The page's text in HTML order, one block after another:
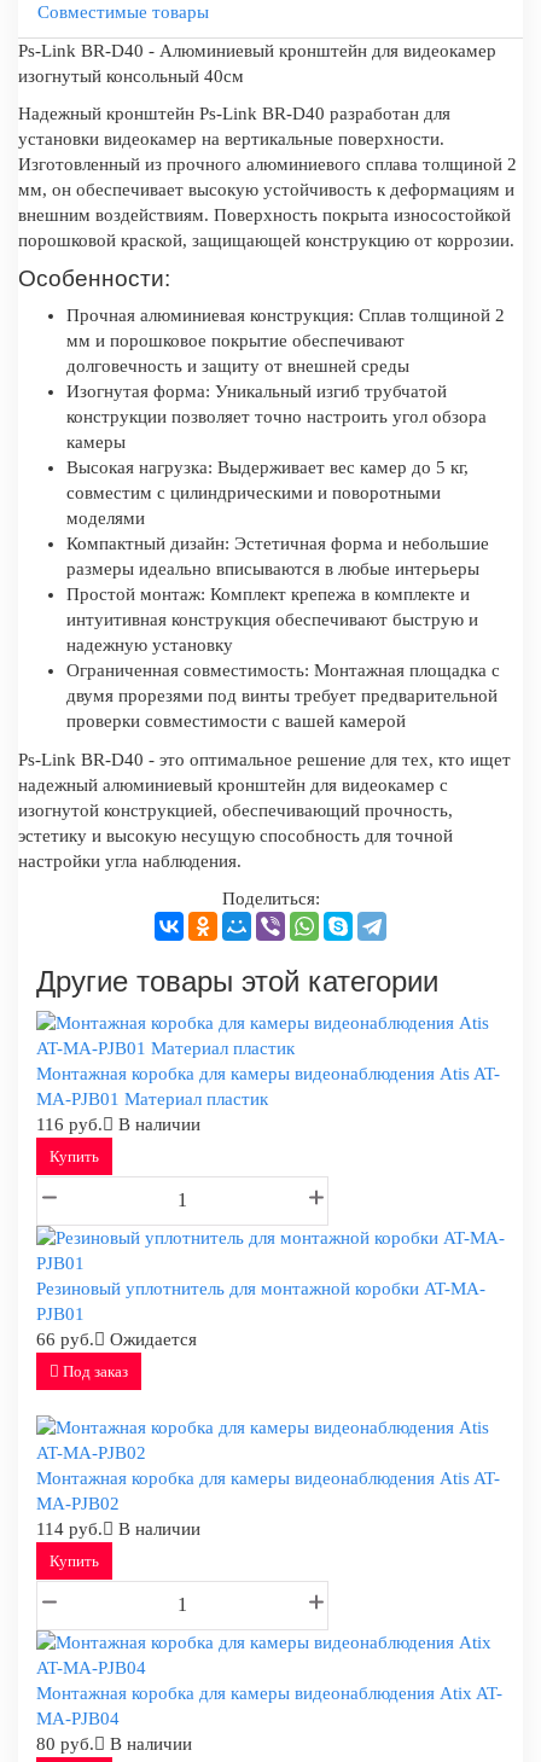
Совместимые товары
Ps-Link BR-D40 - Алюминиевый кронштейн для видеокамер
изогнутый консольный 40см
Надежный кронштейн Ps-Link BR-D40 разработан для
установки видеокамер на вертикальные поверхности.
Изготовленный из прочного алюминиевого сплава толщиной 2
мм, он обеспечивает высокую устойчивость к деформациям и
внешним воздействиям. Поверхность покрыта износостойкой
порошковой краской, защищающей конструкцию от коррозии.
Особенности:
Прочная алюминиевая конструкция: Сплав толщиной 2
мм и порошковое покрытие обеспечивают
долговечность и защиту от внешней среды
Изогнутая форма: Уникальный изгиб трубчатой
конструкции позволяет точно настроить угол обзора
камеры
Высокая нагрузка: Выдерживает вес камер до 5 кг,
совместим с цилиндрическими и поворотными
моделями
Компактный дизайн: Эстетичная форма и небольшие
размеры идеально вписываются в любые интерьеры
Простой монтаж: Комплект крепежа в комплекте и
интуитивная конструкция обеспечивают быструю и
надежную установку
Ограниченная совместимость: Монтажная площадка с
двумя прорезями под винты требует предварительной
проверки совместимости с вашей камерой
Ps-Link BR-D40 - это оптимальное решение для тех, кто ищет
надежный алюминиевый кронштейн для видеокамер с
изогнутой конструкцией, обеспечивающий прочность,
эстетику и высокую несущую способность для точной
настройки угла наблюдения.
Поделиться:
Другие товары этой категории
Монтажная коробка для камеры видеонаблюдения Atis AT-
MA-PJB01 Материал пластик
116 руб.
В наличии
Купить
Резиновый уплотнитель для монтажной коробки AT-MA-
PJB01
66 руб.
Ожидается
Под заказ
Монтажная коробка для камеры видеонаблюдения Atis AT-
MA-PJB02
114 руб.
В наличии
Купить
Монтажная коробка для камеры видеонаблюдения Atix AT-
MA-PJB04
80 руб.
В наличии